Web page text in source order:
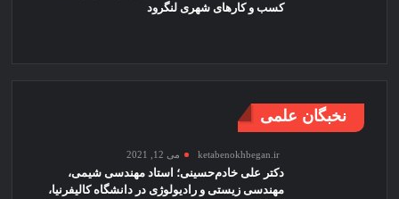
کسب و کارهای شهری لنگرود
نخبگان علمی
ketabenokhbegan.ir می 12, 2021
دکتر علی خادم‌حسینی؛ استاد مهندسی شیمی،
مهندسی زیستی و رادیولوژی در دانشگاه کالیفرنیا،